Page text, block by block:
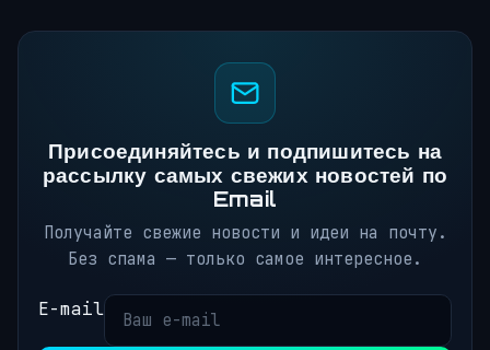
Присоединяйтесь и подпишитесь на
рассылку самых свежих новостей по
Email
Получайте свежие новости и идеи на почту.
Без спама — только самое интересное.
E-mail